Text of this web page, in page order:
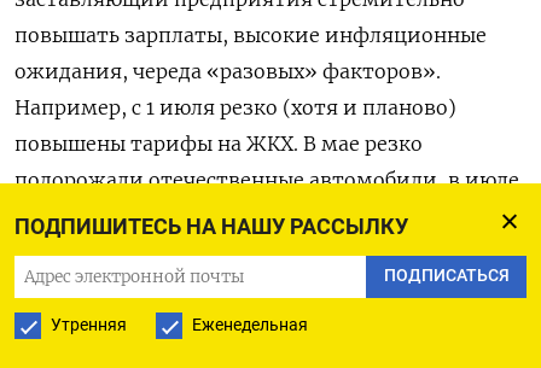
ПОДПИШИТЕСЬ НА НАШУ РАССЫЛКУ
ПОДПИСАТЬСЯ
Утренняя Еженедельная
повышать зарплаты, высокие инфляционные
ожидания, череда «разовых» факторов».
Например, с 1 июля резко (хотя и планово)
повышены тарифы на ЖКХ. В мае резко
подорожали отечественные автомобили, в июле
ЖКХ, а потом могут возникнуть проблемы с
урожаем – «в общем, всегда найдется что-то,
что мешает [замедлить рост цен]», перечисляет
Коган. Управляющий директор ГПБ Private